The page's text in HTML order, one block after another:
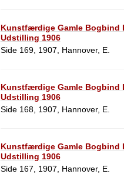
Kunstfærdige Gamle Bogbind
Udstilling 1906
Side 169, 1907, Hannover, E.
Kunstfærdige Gamle Bogbind
Udstilling 1906
Side 168, 1907, Hannover, E.
Kunstfærdige Gamle Bogbind
Udstilling 1906
Side 167, 1907, Hannover, E.